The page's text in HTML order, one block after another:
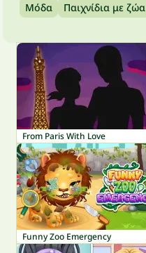
Μόδα Παιχνίδια με ζώα
From Paris With Love
Funny Zoo Emergency